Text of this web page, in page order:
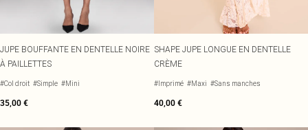
JUPE BOUFFANTE EN DENTELLE NOIRE
À PAILLETTES
#Col droit #Simple #Mini
35,00 €
SHAPE JUPE LONGUE EN DENTELLE
CRÈME
#Imprimé #Maxi #Sans manches
40,00 €